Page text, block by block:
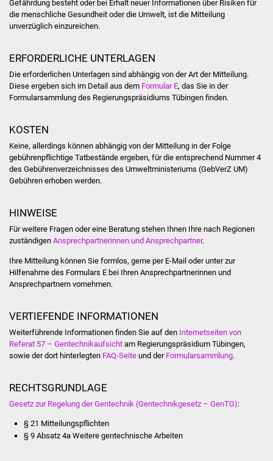
NETZMonitor
Ärzte und Apotheken
Pflege von Angehörigen
ÖPNV
Veranstaltungen
Ostermarkt
Gefährdung besteht oder bei Erhalt neuer Informationen über Risiken für
die menschliche Gesundheit oder die Umwelt, ist die Mitteilung
unverzüglich einzureichen.
ERFORDERLICHE UNTERLAGEN
Die erforderlichen Unterlagen sind abhängig von der Art der Mitteilung.
Diese ergeben sich im Detail aus dem Formular E, das Sie in der
Formularsammlung des Regierungspräsidiums Tübingen finden.
KOSTEN
Keine, allerdings können abhängig von der Mitteilung in der Folge
gebührenpflichtige Tatbestände ergeben, für die entsprechend Nummer 4
des Gebührenverzeichnisses des Umweltministeriums (GebVerZ UM)
Gebühren erhoben werden.
HINWEISE
Für weitere Fragen oder eine Beratung stehen Ihnen Ihre nach Regionen
zuständigen Ansprechpartnerinnen und Ansprechpartner.
Ihre Mitteilung können Sie formlos, gerne per E-Mail oder unter zur
Hilfenahme des Formulars E bei Ihren Ansprechpartnerinnen und
Ansprechpartnern vornehmen.
VERTIEFENDE INFORMATIONEN
Weiterführende Informationen finden Sie auf den Internetseiten von
Referat 57 – Gentechnikaufsichtam Regierungspräsidium Tübingen,
sowie der dort hinterlegten FAQ-Seiteund der Formularsammlung.
RECHTSGRUNDLAGE
Gesetz zur Regelung der Gentechnik (Gentechnikgesetz – GenTG):
§ 21 Mitteilungspflichten
§ 9 Absatz 4a Weitere gentechnische Arbeiten